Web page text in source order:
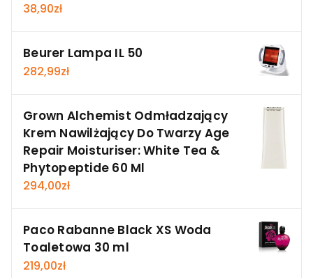
38,90zł
Beurer Lampa IL 50
282,99zł
Grown Alchemist Odmładzający
Krem Nawilżający Do Twarzy Age
Repair Moisturiser: White Tea &
Phytopeptide 60 Ml
294,00zł
Paco Rabanne Black XS Woda
Toaletowa 30 ml
219,00zł